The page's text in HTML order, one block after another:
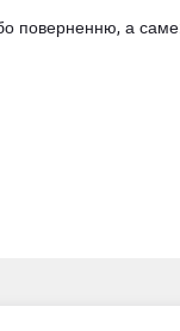
поверненню, а